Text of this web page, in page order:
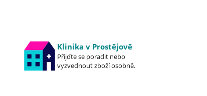
Klinika v Prostějově
Přijďte se poradit nebo
vyzvednout zboží osobně.